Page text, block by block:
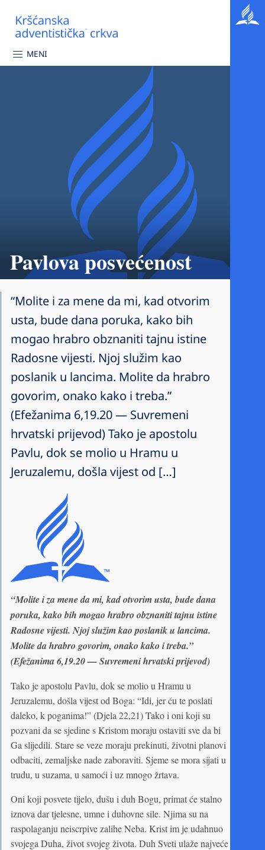
MENI
Pavlova posvećenost
“Molite i za mene da mi, kad otvorim
usta, bude dana poruka, kako bih
mogao hrabro obznaniti tajnu istine
Radosne vijesti. Njoj služim kao
poslanik u lancima. Molite da hrabro
govorim, onako kako i treba.”
(Efežanima 6,19.20 — Suvremeni
hrvatski prijevod) Tako je apostolu
Pavlu, dok se molio u Hramu u
Jeruzalemu, došla vijest od […]
“Molite i za mene da mi, kad otvorim usta, bude dana
poruka, kako bih mogao hrabro obznaniti tajnu istine
Radosne vijesti. Njoj služim kao poslanik u lancima.
Molite da hrabro govorim, onako kako i treba.”
(Efežanima 6,19.20 — Suvremeni hrvatski prijevod)
Tako je apostolu Pavlu, dok se molio u Hramu u
Jeruzalemu, došla vijest od Boga: “Idi, jer ću te poslati
daleko, k poganima!” (Djela 22,21) Tako i oni koji su
pozvani da se sjedine s Kristom moraju ostaviti sve da bi
Ga slijedili. Stare se veze moraju prekinuti, životni planovi
odbaciti, zemaljske nade zaboraviti. Sjeme se mora sijati u
trudu, u suzama, u samoći i uz mnogo žrtava.
Oni koji posvete tijelo, dušu i duh Bogu, primat će stalno
iznova dar tjelesne, umne i duhovne sile. Njima su na
raspolaganju neiscrpive zalihe Neba. Krist im je udahnuo
svojega Duha, život svojeg života. Duh Sveti ulaže najveće